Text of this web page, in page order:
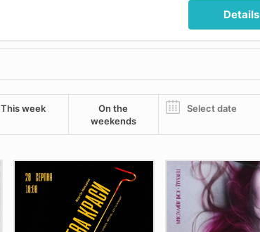
Details
This week
On the
weekends